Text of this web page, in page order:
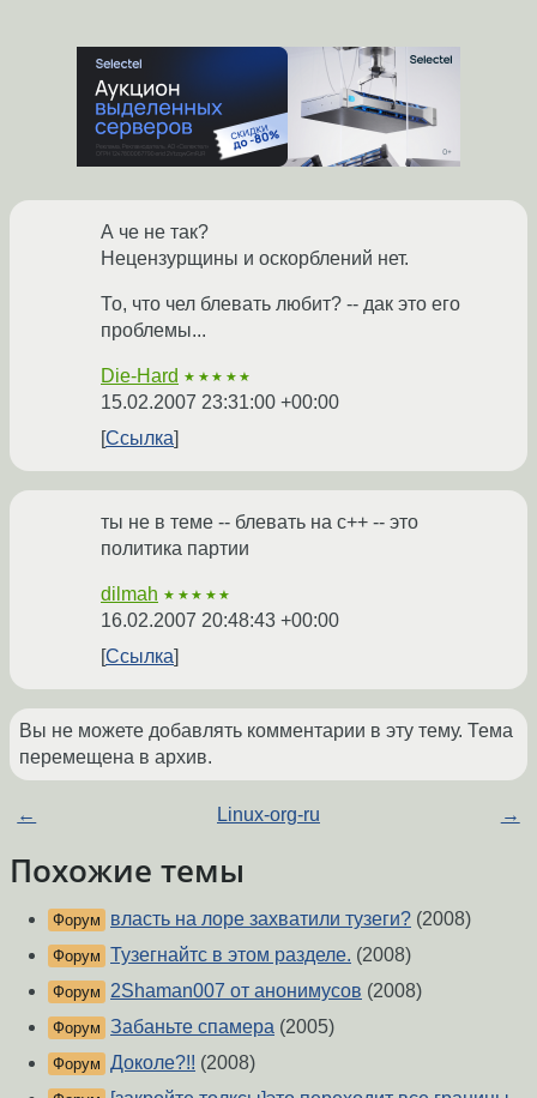
А че не так?
Нецензурщины и оскорблений нет.
То, что чел блевать любит? -- дак это его
проблемы...
Die-Hard ★★★★★
15.02.2007 23:31:00 +00:00
Ссылка
ты не в теме -- блевать на с++ -- это
политика партии
dilmah ★★★★★
16.02.2007 20:48:43 +00:00
Ссылка
Вы не можете добавлять комментарии в эту тему. Тема
перемещена в архив.
← Linux-org-ru →
Похожие темы
Форум власть на лоре захватили тузеги? (2008)
Форум Тузегнайтс в этом разделе. (2008)
Форум 2Shaman007 от анонимусов (2008)
Форум Забаньте спамера (2005)
Форум Доколе?!! (2008)